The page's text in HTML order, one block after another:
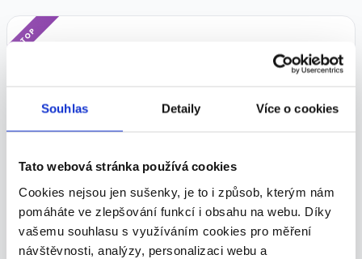
Souhlas Detaily Více o cookies
Tato webová stránka používá cookies
Cookies nejsou jen sušenky, je to i způsob, kterým nám
pomáháte ve zlepšování funkcí i obsahu na webu. Díky
vašemu souhlasu s využíváním cookies pro měření
návštěvnosti, analýzy, personalizaci webu a
TOP
Fakturant/ka
MC Profi s.r.o. • Havířov
04.08.2026